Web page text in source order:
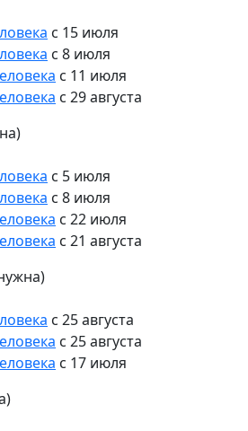
c 15 июля
c 8 июля
c 11 июля
c 29 августа
c 5 июля
c 8 июля
c 22 июля
c 21 августа
c 25 августа
c 25 августа
c 17 июля